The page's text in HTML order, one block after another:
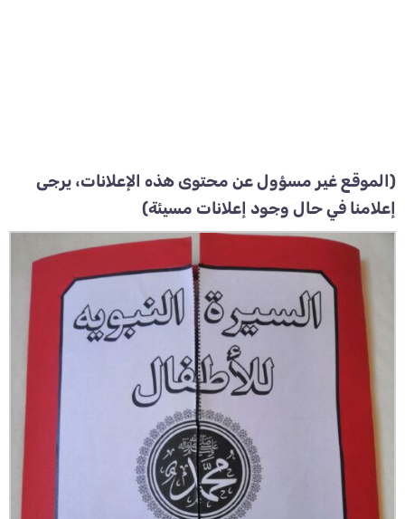
(الموقع غير مسؤول عن محتوى هذه الإعلانات، يرجى
إعلامنا في حال وجود إعلانات مسيئة)